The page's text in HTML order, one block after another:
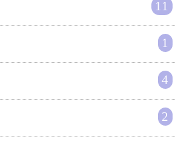
11
1
4
2